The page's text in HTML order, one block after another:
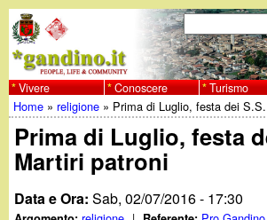
al
contenuto
principale
w
w
w
F
o
r
m
C
e
r
c
a
Vivere Conoscere Turismo
Tu
sei
qui
Home »religione » Prima di Luglio, festa dei
Prima di Luglio, festa
Martiri patroni
Data e Ora:Sab, 02/07/2016 - 17:30